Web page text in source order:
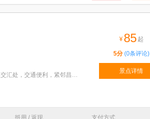
特色：北戴河传奇小镇—异域风情园。位置于圣蓝海洋公园与阿那亚交汇处，交通便利，紧邻昌黎县机场快速
¥ 85 起
5分(0条评论)
景点详情
抵用 / 返现 支付方式